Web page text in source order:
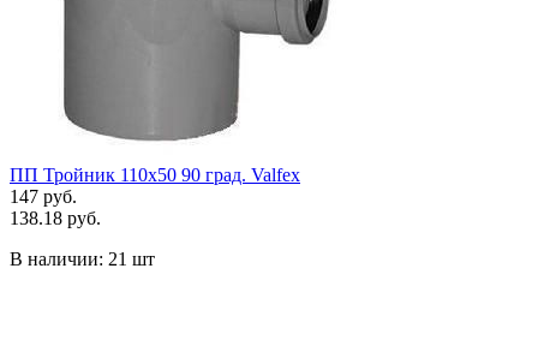
ПП Тройник 110х50 90 град. Valfex
147 руб.
138.18 руб.
В наличии: 21 шт